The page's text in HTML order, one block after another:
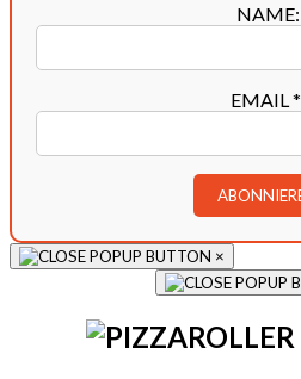
NAME:
EMAIL*
×